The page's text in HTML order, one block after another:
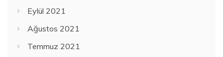
Eylül 2021
Ağustos 2021
Temmuz 2021